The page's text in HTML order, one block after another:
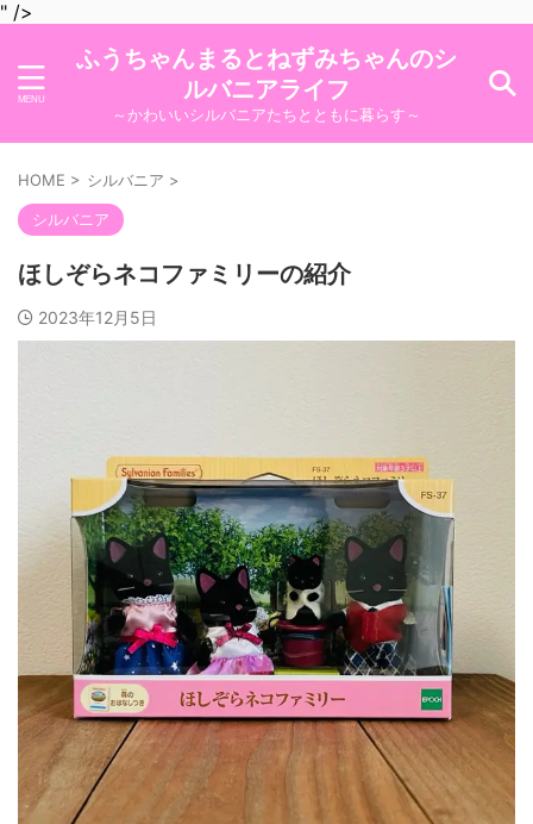
" />
ふうちゃんまるとねずみちゃんのシ
ルバニアライフ
～かわいいシルバニアたちとともに暮らす～
HOME > シルバニア >
シルバニア
ほしぞらネコファミリーの紹介
2023年12月5日